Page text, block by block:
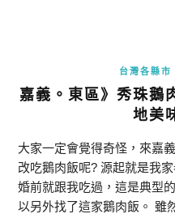
台灣各縣市
嘉義。東區》秀珠鵝
地美
大家一定會覺得奇怪，來嘉
改吃鵝肉飯呢? 源起就是我
婚前就跟我吃過，這是典型
以另外找了這家鵝肉飯。 雖